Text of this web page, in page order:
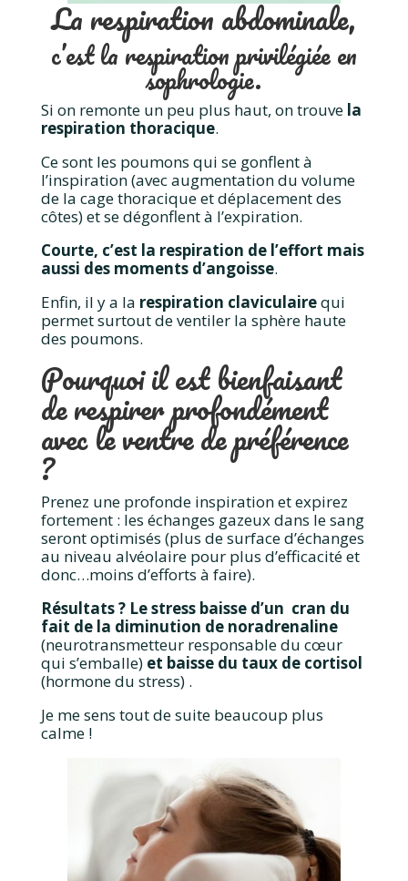
La respiration abdominale,
c’est la respiration privilégiée en
sophrologie.
Si on remonte un peu plus haut, on trouve la
respiration thoracique.
Ce sont les poumons qui se gonflent à
l’inspiration (avec augmentation du volume
de la cage thoracique et déplacement des
côtes) et se dégonflent à l’expiration.
Courte, c’est la respiration de l’effort mais
aussi des moments d’angoisse.
Enfin, il y a la respiration claviculairequi
permet surtout de ventiler la sphère haute
des poumons.
Pourquoi il est bienfaisant
de respirer profondément
avec le ventre de préférence
?
Prenez une profonde inspiration et expirez
fortement : les échanges gazeux dans le sang
seront optimisés (plus de surface d’échanges
au niveau alvéolaire pour plus d’efficacité et
donc…moins d’efforts à faire).
Résultats ? Le stress baisse d’un cran du
fait de la diminution de noradrenaline
(neurotransmetteur responsable du cœur
qui s’emballe) et baisse du taux de cortisol
(hormone du stress) .
Je me sens tout de suite beaucoup plus
calme !